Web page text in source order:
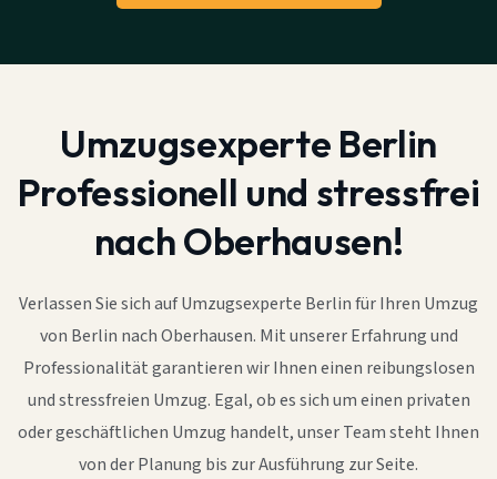
Umzugsexperte Berlin
Professionell und stressfrei
nach Oberhausen!
Verlassen Sie sich auf Umzugsexperte Berlin für Ihren Umzug
von Berlin nach Oberhausen. Mit unserer Erfahrung und
Professionalität garantieren wir Ihnen einen reibungslosen
und stressfreien Umzug. Egal, ob es sich um einen privaten
oder geschäftlichen Umzug handelt, unser Team steht Ihnen
von der Planung bis zur Ausführung zur Seite.